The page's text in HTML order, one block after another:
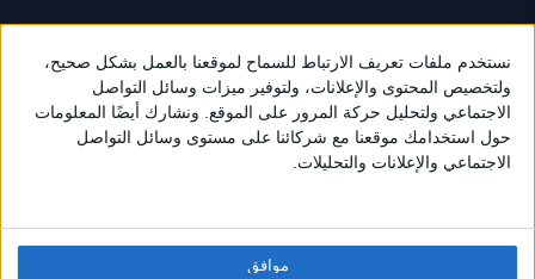
موافق
اتصل بنا
+962 6 534 1777
+962 79 202 7000